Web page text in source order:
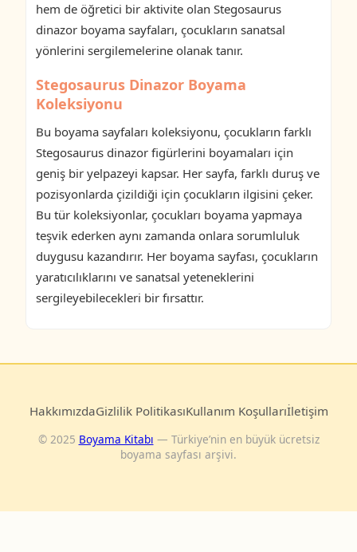
hem de öğretici bir aktivite olan Stegosaurus
dinazor boyama sayfaları, çocukların sanatsal
yönlerini sergilemelerine olanak tanır.
Stegosaurus Dinazor Boyama
Koleksiyonu
Bu boyama sayfaları koleksiyonu, çocukların farklı
Stegosaurus dinazor figürlerini boyamaları için
geniş bir yelpazeyi kapsar. Her sayfa, farklı duruş ve
pozisyonlarda çizildiği için çocukların ilgisini çeker.
Bu tür koleksiyonlar, çocukları boyama yapmaya
teşvik ederken aynı zamanda onlara sorumluluk
duygusu kazandırır. Her boyama sayfası, çocukların
yaratıcılıklarını ve sanatsal yeteneklerini
sergileyebilecekleri bir fırsattır.
HakkımızdaGizlilik PolitikasıKullanım Koşullarıİletişim
© 2025 Boyama Kitabı — Türkiye’nin en büyük ücretsiz
boyama sayfası arşivi.